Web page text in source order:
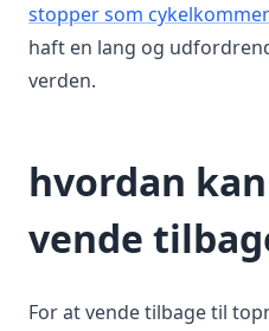
stopper som
haft en lang og
verden.
hvordan
vende
For at vende tilbage til